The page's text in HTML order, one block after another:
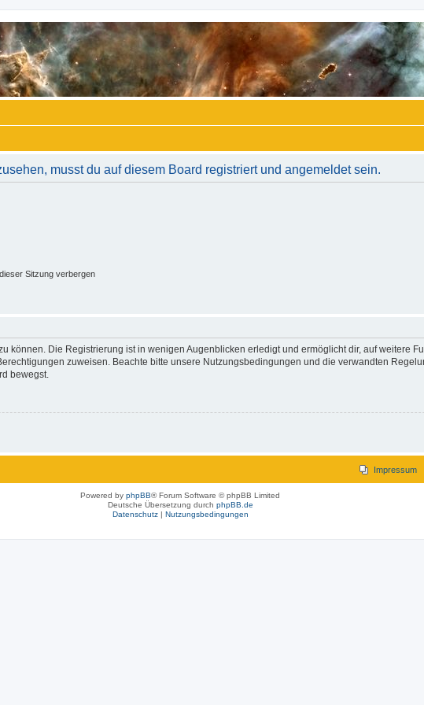
musst du auf diesem Board registriert und angemeldet sein.
Sitzung verbergen
können. Die Registrierung ist in wenigen Augenblicken erledigt und ermöglicht dir, auf weitere
zuweisen. Beachte bitte unsere Nutzungsbedingungen und die verwandten
bewegst.
Impressum
Powered by phpBB® Forum Software © phpBB Limited
Deutsche Übersetzung durch phpBB.de
Datenschutz| Nutzungsbedingungen